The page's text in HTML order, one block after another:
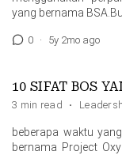
yang bernama
0 · 5y 2mo ago
3 min read ·
beberapa waktu
bernama Project